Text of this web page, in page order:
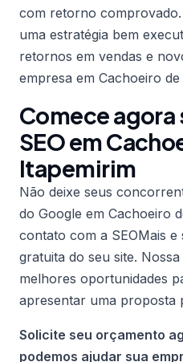
com retorno comprovado.
uma estratégia bem
retornos em vendas e
empresa em Cachoeiro
Comece
SEO em
Itapemirim
Não deixe seus
do Google em Cachoeiro
contato com a SEOMais e
gratuita do seu site.
melhores oportunidades
apresentar uma proposta
Solicite seu orçamento
podemos ajudar sua